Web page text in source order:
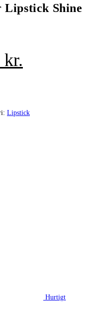
Lipstick Shine
kr.
er:
Lipstick
Hurtigt